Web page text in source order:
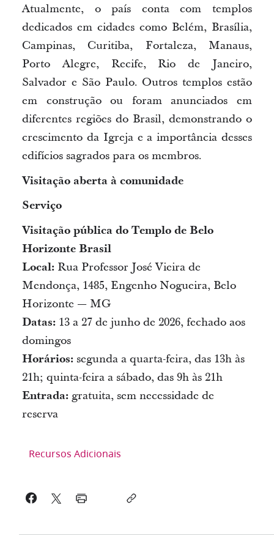
Atualmente, o país conta com templos
dedicados em cidades como Belém, Brasília,
Campinas, Curitiba, Fortaleza, Manaus,
Porto Alegre, Recife, Rio de Janeiro,
Salvador e São Paulo. Outros templos estão
em construção ou foram anunciados em
diferentes regiões do Brasil, demonstrando o
crescimento da Igreja e a importância desses
edifícios sagrados para os membros.
Visitação aberta à comunidade
Serviço
Visitação pública do Templo de Belo
Horizonte Brasil
Local:Rua Professor José Vieira de
Mendonça, 1485, Engenho Nogueira, Belo
Horizonte — MG
Datas:13 a 27 de junho de 2026, fechado aos
domingos
Horários:segunda a quarta-feira, das 13h às
21h; quinta-feira a sábado, das 9h às 21h
Entrada:gratuita, sem necessidade de
reserva
Recursos Adicionais